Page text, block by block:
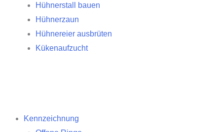
Hühnerstall bauen
Hühnerzaun
Hühnereier ausbrüten
Kükenaufzucht
Kennzeichnung